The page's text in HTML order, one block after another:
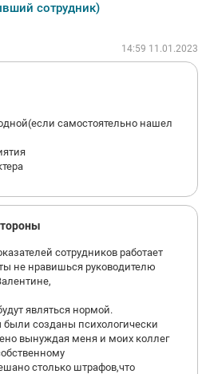
сотрудник)
14:59 11.01.2023
самостоятельно нашел
сотрудников работает
не нравишься руководителю
являться нормой.
созданы психологически
вынуждая меня и моих коллег
столько штрафов,что